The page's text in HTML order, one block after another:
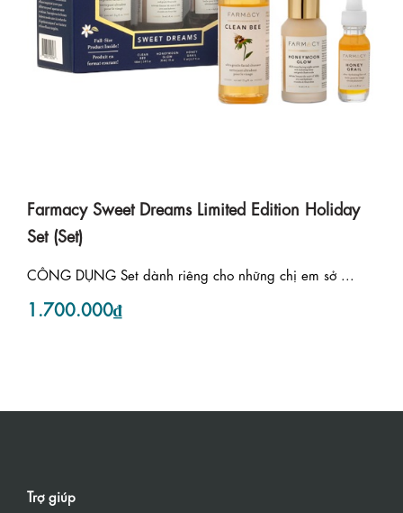
Farmacy Sweet Dreams Limited Edition Holiday
Set (Set)
CÔNG DỤNG Set dành riêng cho những chị em sở ...
1.700.000₫
Trợ giúp